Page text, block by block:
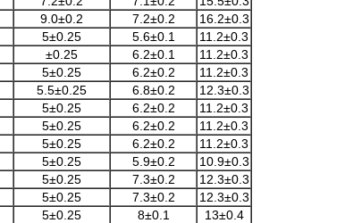
9.0±0.2 7.2±0.2
16.2±0.3
5±0.25 5.6±0.1
11.2±0.3
±0.25 6.2±0.1
11.2±0.3
5±0.25 6.2±0.2
11.2±0.3
5.5±0.25 6.8±0.2
12.3±0.3
5±0.25 6.2±0.2
11.2±0.3
5±0.25 6.2±0.2
11.2±0.3
5±0.25 6.2±0.2
11.2±0.3
5±0.25 5.9±0.2
10.9±0.3
5±0.25 7.3±0.2
12.3±0.3
5±0.25 7.3±0.2
12.3±0.3
5±0.25 8±0.1
13±0.4